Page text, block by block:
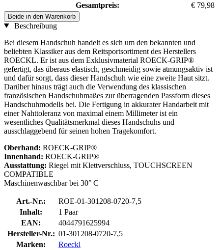
Gesamtpreis:
€ 79,98
Beide in den Warenkorb
Beschreibung
Bei diesem Handschuh handelt es sich um den bekannten und
beliebten Klassiker aus dem Reitsportsortiment des Herstellers
ROECKL. Er ist aus dem Exklusivmaterial ROECK-GRIP®
gefertigt, das überaus elastisch, geschmeidig sowie atmungsaktiv ist
und dafür sorgt, dass dieser Handschuh wie eine zweite Haut sitzt.
Darüber hinaus trägt auch die Verwendung des klassischen
französischen Handschuhmaßes zur überragenden Passform dieses
Handschuhmodells bei. Die Fertigung in akkurater Handarbeit mit
einer Nahttoleranz von maximal einem Millimeter ist ein
wesentliches Qualitätsmerkmal dieses Handschuhs und
ausschlaggebend für seinen hohen Tragekomfort.
Oberhand: ROECK-GRIP®
Innenhand: ROECK-GRIP®
Ausstattung: Riegel mit Klettverschluss, TOUCHSCREEN
COMPATIBLE
Maschinenwaschbar bei 30° C
Art.-Nr.:
ROE-01-301208-0720-7,5
Inhalt:
1 Paar
EAN:
4044791625994
Hersteller-Nr.: 01-301208-0720-7,5
Marken:
Roeckl